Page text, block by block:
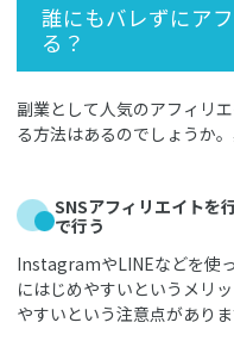
誰にもバレずにア
る？
副業として人気のアフィリ
る方法はあるのでしょうか
SNSアフィリエイトを
で行う
InstagramやLINEなどを使
にはじめやすいというメリ
やすいという注意点がありま